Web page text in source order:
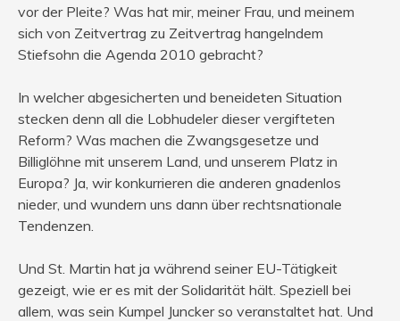
vor der Pleite? Was hat mir, meiner Frau, und meinem
sich von Zeitvertrag zu Zeitvertrag hangelndem
Stiefsohn die Agenda 2010 gebracht?
In welcher abgesicherten und beneideten Situation
stecken denn all die Lobhudeler dieser vergifteten
Reform? Was machen die Zwangsgesetze und
Billiglöhne mit unserem Land, und unserem Platz in
Europa? Ja, wir konkurrieren die anderen gnadenlos
nieder, und wundern uns dann über rechtsnationale
Tendenzen.
Und St. Martin hat ja während seiner EU-Tätigkeit
gezeigt, wie er es mit der Solidarität hält. Speziell bei
allem, was sein Kumpel Juncker so veranstaltet hat. Und